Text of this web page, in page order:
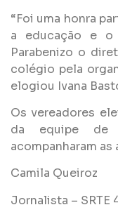
“Foi uma honra
a educação e o
Parabenizo o
colégio pela
elogiou Ivana
Os vereadores
da equipe de
acompanharam
Camila Queiroz
Jornalista – SRTE